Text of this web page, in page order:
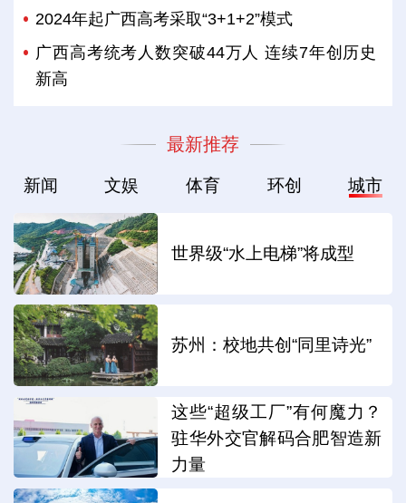
2024年起广西高考采取“3+1+2”模式
广西高考统考人数突破44万人 连续7年创历史
新高
最新推荐
新闻 文娱 体育 环创 城市
世界级“水上电梯”将成型
苏州：校地共创“同里诗光”
这些“超级工厂”有何魔力？
驻华外交官解码合肥智造新
力量